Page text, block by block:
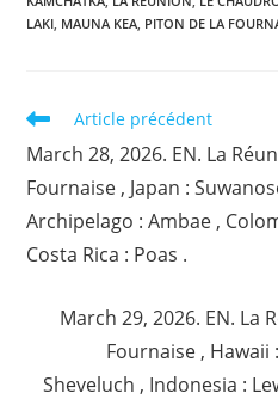
LAKI MAUNA KEA PITON DE LA
Read
articles
Article précédent
March 28, 2026. EN. La
Fournaise , Japan :
Archipelago : Ambae ,
Costa Rica : Poas .
March 29, 2026. EN. La
Fournaise , Hawaii
Sheveluch , Indonesia :